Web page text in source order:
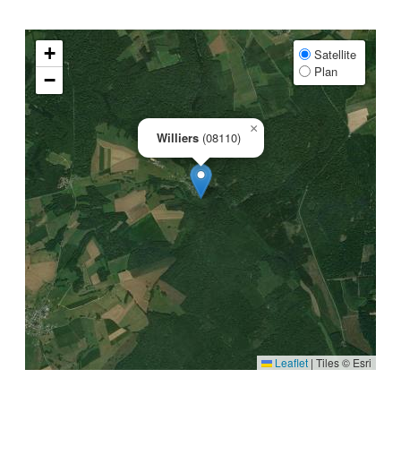
Williers (08110)
×
+
−
Satellite
Plan
Leaflet | Tiles © Esri